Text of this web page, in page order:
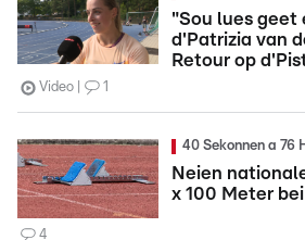
"Sou lues geet
d'Patrizia van
Retour op
Video 1
40 Sekonnen a 76
Neien
x 100 Meter
4